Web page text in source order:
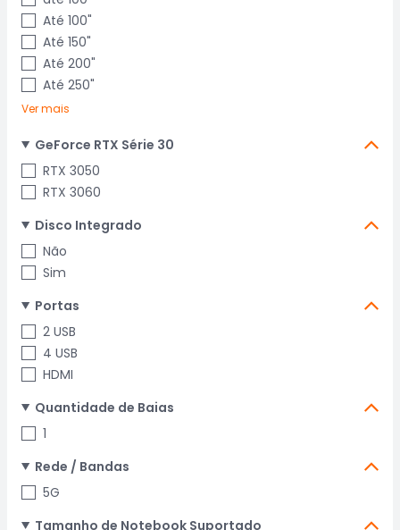
Até 100"
Até 150"
Até 200"
Até 250"
Ver mais
GeForce RTX Série 30
RTX 3050
RTX 3060
Disco Integrado
Não
Sim
Portas
2 USB
4 USB
HDMI
Quantidade de Baias
1
Rede / Bandas
5G
Tamanho de Notebook Suportado